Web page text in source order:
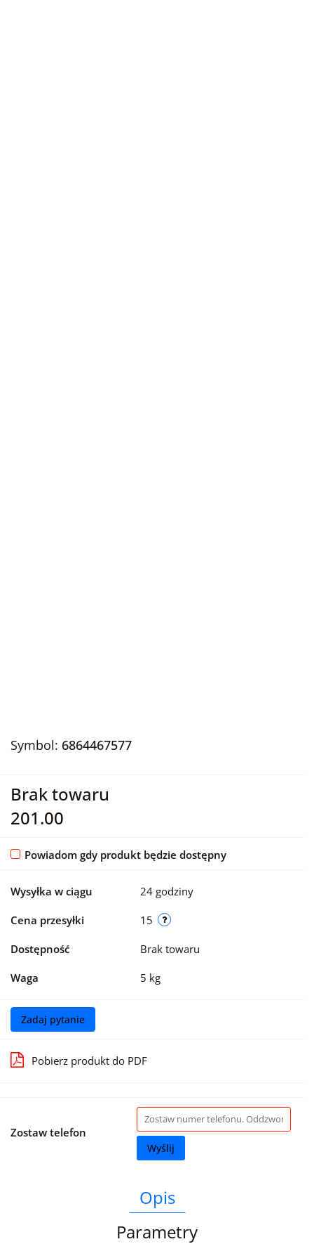
Symbol: 6864467577
Brak towaru
201.00
Powiadom gdy produkt będzie dostępny
Wysyłka w ciągu 24 godziny
Cena przesyłki 15
Dostępność Brak towaru
Waga 5 kg
Zadaj pytanie
Pobierz produkt do PDF
Zostaw telefon
Wyślij
Opis
Parametry